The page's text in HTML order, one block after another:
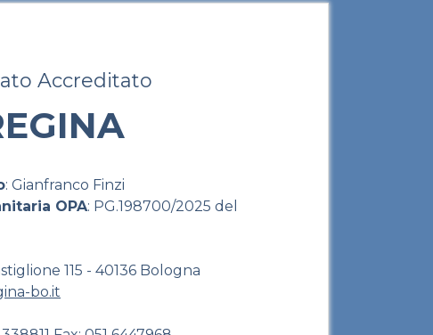
Accreditato
: Gianfranco Finzi
OPA: PG.198700/2025 del
115 - 40136 Bologna
bo.it